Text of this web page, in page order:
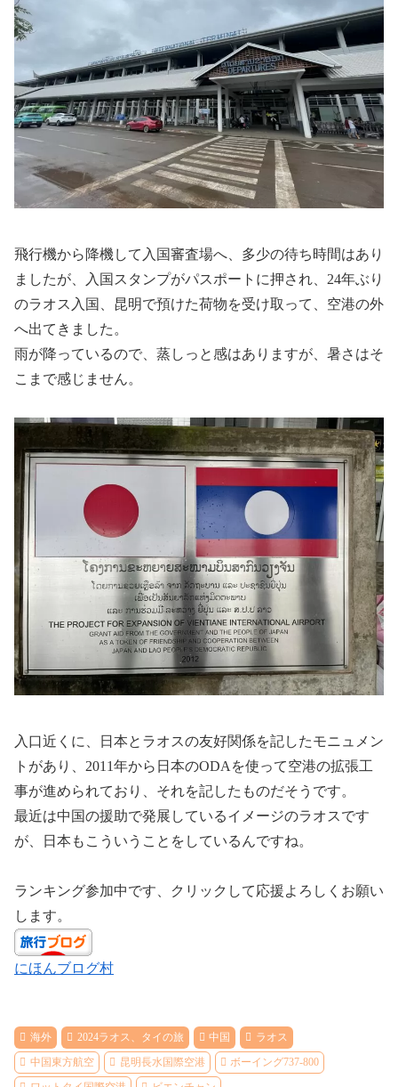
飛行機から降機して入国審査場へ、多少の待ち時間はあり
ましたが、入国スタンプがパスポートに押され、24年ぶり
のラオス入国、昆明で預けた荷物を受け取って、空港の外
へ出てきました。
雨が降っているので、蒸しっと感はありますが、暑さはそ
こまで感じません。
入口近くに、日本とラオスの友好関係を記したモニュメン
トがあり、2011年から日本のODAを使って空港の拡張工
事が進められており、それを記したものだそうです。
最近は中国の援助で発展しているイメージのラオスです
が、日本もこういうことをしているんですね。
ランキング参加中です、クリックして応援よろしくお願い
します。
にほんブログ村
海外 2024ラオス、タイの旅 中国
ラオス
中国東方航空
昆明長水国際空港
ボーイング737-800